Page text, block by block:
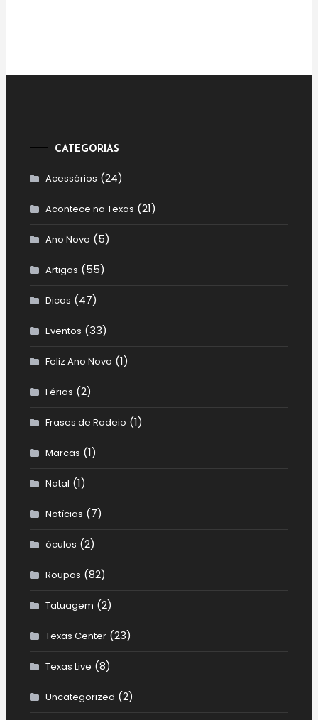
CATEGORIAS
Acessórios (24)
Acontece na Texas (21)
Ano Novo (5)
Artigos (55)
Dicas (47)
Eventos (33)
Feliz Ano Novo (1)
Férias (2)
Frases de Rodeio (1)
Marcas (1)
Natal (1)
Notícias (7)
óculos (2)
Roupas (82)
Tatuagem (2)
Texas Center(23)
Texas Live (8)
Uncategorized (2)